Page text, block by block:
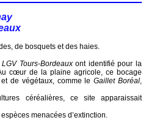
de bosquets et des haies.
LGV Tours-Bordeauxont identifié pour la
cœur de la plaine agricole, ce bocage
et de végétaux, comme leGaillet Boréal
céréalières, ce site apparaissait
menacées d’extinction.